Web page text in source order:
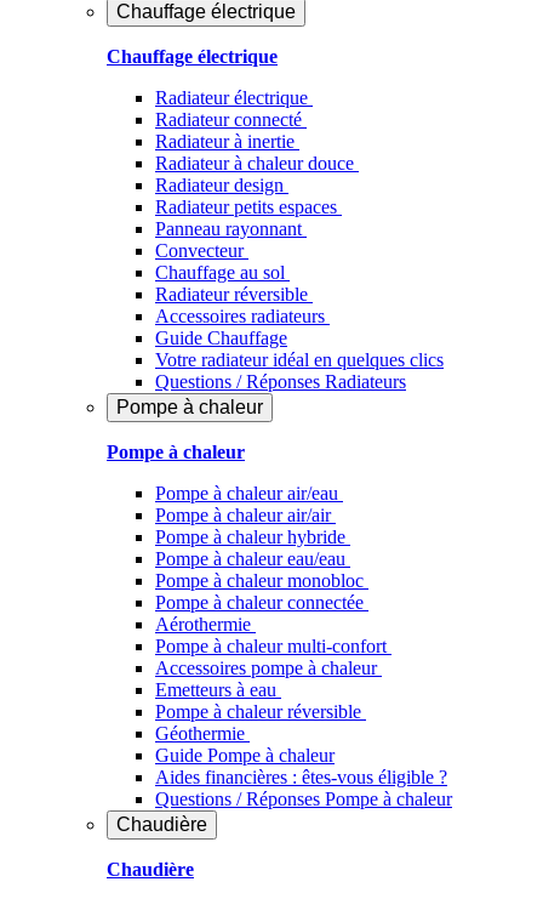
Chauffage électrique
Chauffage électrique
Radiateur électrique
Radiateur connecté
Radiateur à inertie
Radiateur à chaleur douce
Radiateur design
Radiateur petits espaces
Panneau rayonnant
Convecteur
Chauffage au sol
Radiateur réversible
Accessoires radiateurs
Guide Chauffage
Votre radiateur idéal en quelques clics
Questions / Réponses Radiateurs
Pompe à chaleur
Pompe à chaleur
Pompe à chaleur air/eau
Pompe à chaleur air/air
Pompe à chaleur hybride
Pompe à chaleur​ eau/eau
Pompe à chaleur monobloc
Pompe à chaleur connectée
Aérothermie
Pompe à chaleur multi-confort
Accessoires pompe à chaleur
Emetteurs à eau
Pompe à chaleur réversible
Géothermie
Guide Pompe à chaleur
Aides financières : êtes-vous éligible ?
Questions / Réponses Pompe à chaleur
Chaudière
Chaudière